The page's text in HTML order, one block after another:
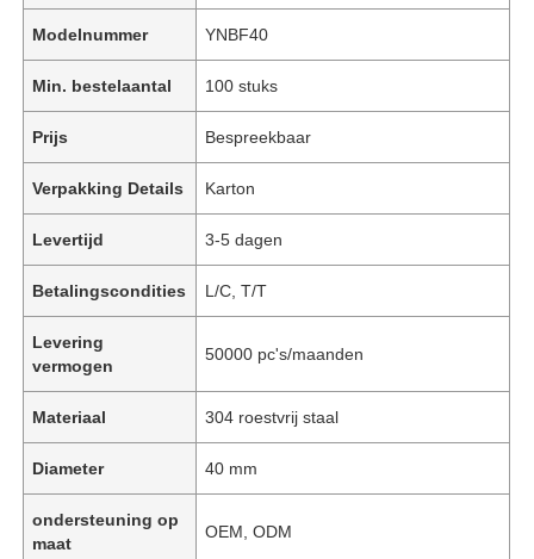
Modelnummer YNBF40
Min. bestelaantal 100 stuks
Prijs Bespreekbaar
Verpakking Details Karton
Levertijd 3-5 dagen
Betalingscondities L/C, T/T
Levering
vermogen
50000 pc's/maanden
Materiaal 304 roestvrij staal
Diameter 40 mm
ondersteuning op
maat
OEM, ODM